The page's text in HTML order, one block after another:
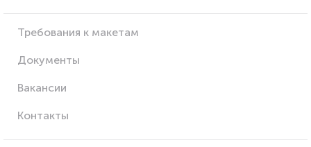
Требования к макетам
Документы
Вакансии
Контакты